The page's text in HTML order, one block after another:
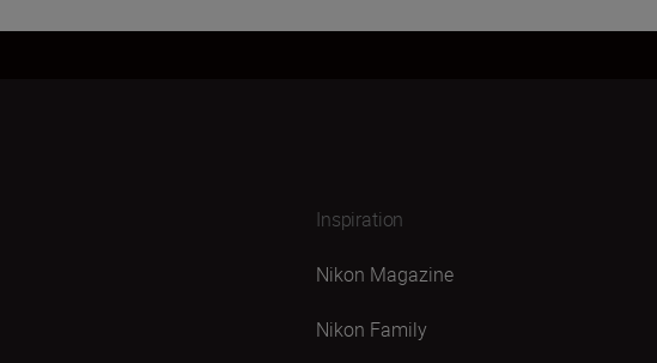
Inspiration
Nikon Magazine
Nikon Family